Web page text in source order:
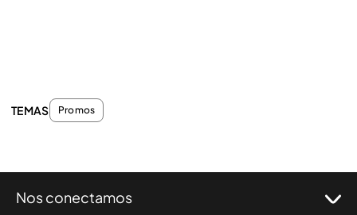
TEMAS Promos
Nos conectamos